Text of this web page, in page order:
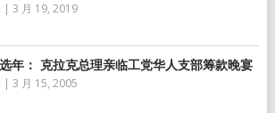
| 3 月 19, 2019
年： 克拉克总理亲临工党华人支部筹款晚宴
| 3 月 15, 2005